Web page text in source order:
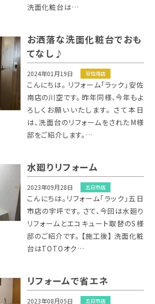
洗面化粧台は…
お洒落な洗面化粧台でおも
てなし♪
2024年01月19日 安佐南店
こんにちは。 リフォーム「ラック」安佐
南店の川空です。 昨年同様、今年もよ
ろしくお願いいたします。 さて本日
は、洗面台のリフォームをされたM様
邸をご紹介します。…
水廻りリフォーム
2023年09月28日 五日市店
こんにちは。リフォーム「ラック」五日
市店の宇坪です。 さて、今回は水廻り
リフォームとエコキュート取替のS様
邸のご紹介です。 【施工後】 洗面化粧
台はTOTOオク…
リフォームで省エネ
2023年08月05日 五日市店